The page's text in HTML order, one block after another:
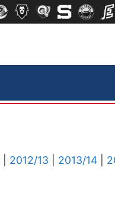
2012/13 2013/14